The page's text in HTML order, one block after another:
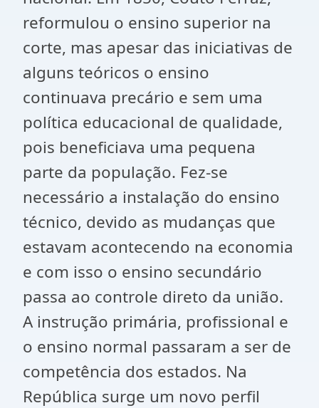
reformulou o ensino superior na
corte, mas apesar das iniciativas de
alguns teóricos o ensino
continuava precário e sem uma
política educacional de qualidade,
pois beneficiava uma pequena
parte da população. Fez-se
necessário a instalação do ensino
técnico, devido as mudanças que
estavam acontecendo na economia
e com isso o ensino secundário
passa ao controle direto da união.
A instrução primária, profissional e
o ensino normal passaram a ser de
competência dos estados. Na
República surge um novo perfil